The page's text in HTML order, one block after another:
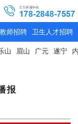
教师招聘 卫生人才招聘
山 眉山 广元 遂宁
报